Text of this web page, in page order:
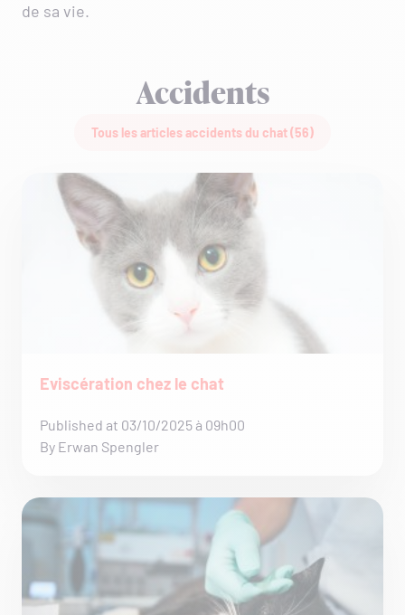
de sa vie.
Accidents
Tous les articles accidents du chat (56)
Eviscération chez le chat
Published at 03/10/2025 à 09h00
By Erwan Spengler